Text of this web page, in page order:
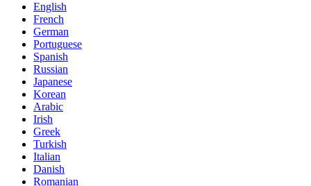
English
French
German
Portuguese
Spanish
Russian
Japanese
Korean
Arabic
Irish
Greek
Turkish
Italian
Danish
Romanian